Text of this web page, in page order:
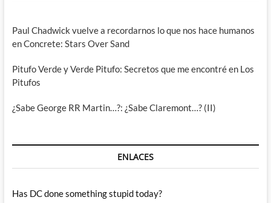
Paul Chadwick vuelve a recordarnos lo que nos hace humanos
en Concrete: Stars Over Sand
Pitufo Verde y Verde Pitufo: Secretos que me encontré en Los
Pitufos
¿Sabe George RR Martin…?: ¿Sabe Claremont…? (II)
ENLACES
Has DC done something stupid today?